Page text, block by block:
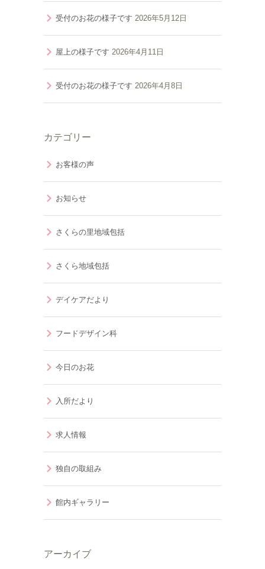
受付のお花の様子です 2026年5月12日
屋上の様子です 2026年4月11日
受付のお花の様子です 2026年4月8日
カテゴリー
お客様の声
お知らせ
さくらの里地域包括
さくら地域包括
デイケアだより
フードデザイン科
今日のお花
入所だより
求人情報
独自の取組み
館内ギャラリー
アーカイブ